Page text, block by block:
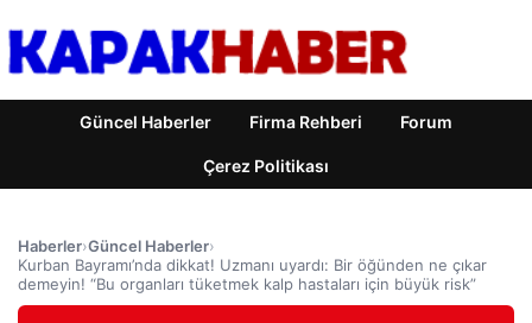
Güncel Haberler Firma Rehberi Forum
Çerez Politikası
Haberler›Güncel Haberler›
Kurban Bayramı’nda dikkat! Uzmanı uyardı: Bir öğünden ne çıkar
demeyin! “Bu organları tüketmek kalp hastaları için büyük risk”